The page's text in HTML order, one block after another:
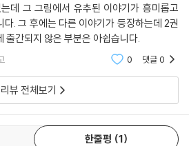
데 그 그림에서 유추된 이야기가 흥미롭고
. 그 후에는 다른 이야기가 등장하는데 2권
출간되지 않은 부분은 아쉽습니다.
0 댓글0
리뷰 전체보기
한줄평 1